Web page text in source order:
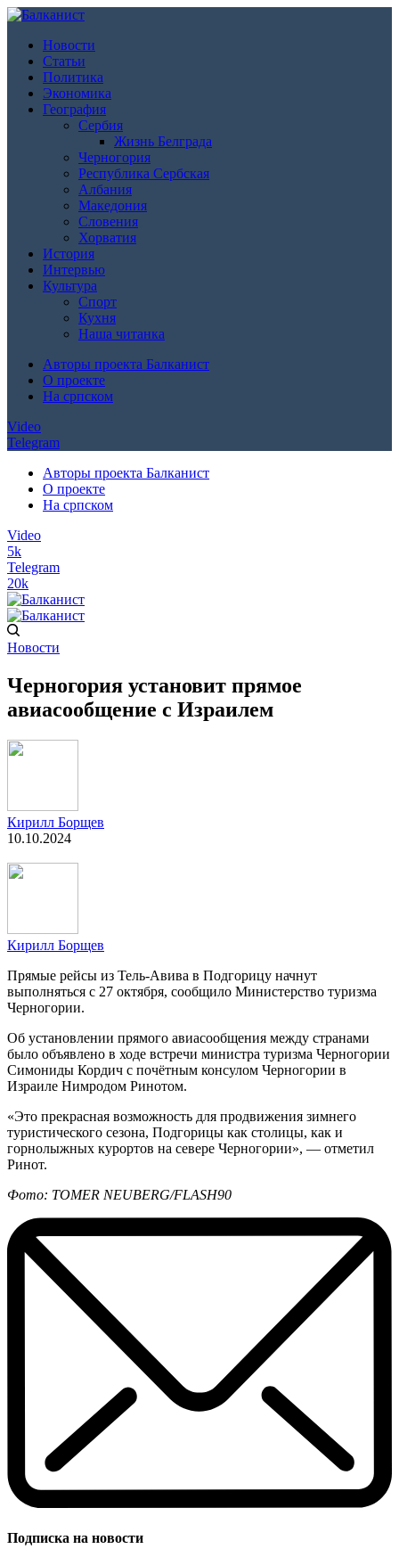
Новости
Статьи
Политика
Экономика
География
Сербия
Жизнь Белграда
Черногория
Республика Сербская
Албания
Македония
Словения
Хорватия
История
Интервью
Культура
Спорт
Кухня
Наша читанка
Авторы проекта Балканист
О проекте
На српском
Video
Telegram
Авторы проекта Балканист
О проекте
На српском
Video
5k
Telegram
20k
Новости
Черногория установит прямое
авиасообщение с Израилем
Кирилл Борщев
10.10.2024
Кирилл Борщев
Прямые рейсы из Тель-Авива в Подгорицу начнут
выполняться с 27 октября, сообщило Министерство туризма
Черногории.
Об установлении прямого авиасообщения между странами
было объявлено в ходе встречи министра туризма Черногории
Симониды Кордич с почётным консулом Черногории в
Израиле Нимродом Ринотом.
«Это прекрасная возможность для продвижения зимнего
туристического сезона, Подгорицы как столицы, как и
горнолыжных курортов на севере Черногории», — отметил
Ринот.
Фото: TOMER NEUBERG/FLASH90
Подписка на новости